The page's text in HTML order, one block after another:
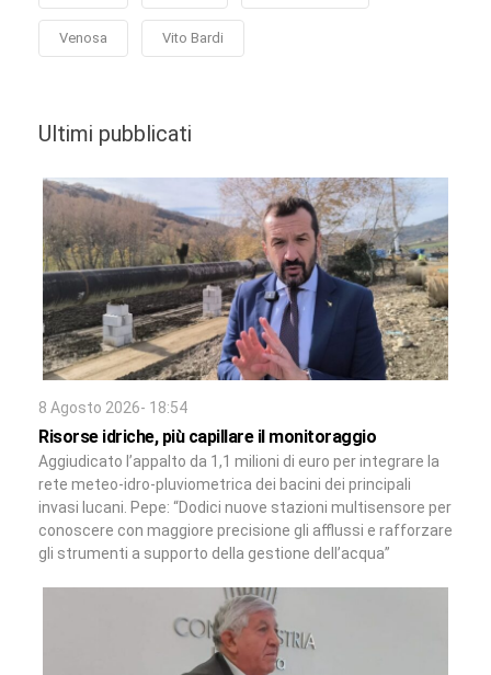
Venosa Vito Bardi
Ultimi pubblicati
8 Agosto 2026- 18:54
Risorse idriche, più capillare il monitoraggio
Aggiudicato l’appalto da 1,1 milioni di euro per integrare la
rete meteo-idro-pluviometrica dei bacini dei principali
invasi lucani. Pepe: “Dodici nuove stazioni multisensore per
conoscere con maggiore precisione gli afflussi e rafforzare
gli strumenti a supporto della gestione dell’acqua”